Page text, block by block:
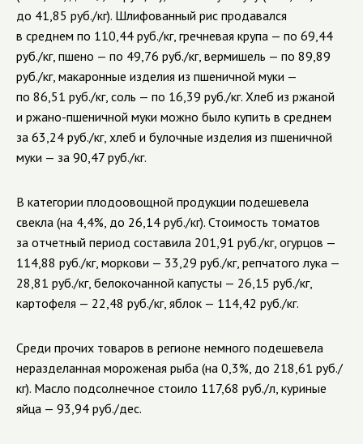
до 41,85 руб./кг). Шлифованный рис продавался
в среднем по 110,44 руб./кг, гречневая крупа — по 69,44
руб./кг, пшено — по 49,76 руб./кг, вермишель — по 89,89
руб./кг, макаронные изделия из пшеничной муки —
по 86,51 руб./кг, соль — по 16,39 руб./кг. Хлеб из ржаной
и ржано-пшеничной муки можно было купить в среднем
за 63,24 руб./кг, хлеб и булочные изделия из пшеничной
муки — за 90,47 руб./кг.
В категории плодоовощной продукции подешевела
свекла (на 4,4%, до 26,14 руб./кг). Стоимость томатов
за отчетный период составила 201,91 руб./кг, огурцов —
114,88 руб./кг, моркови — 33,29 руб./кг, репчатого лука —
28,81 руб./кг, белокочанной капусты — 26,15 руб./кг,
картофеля — 22,48 руб./кг, яблок — 114,42 руб./кг.
Среди прочих товаров в регионе немного подешевела
неразделанная мороженая рыба (на 0,3%, до 218,61 руб./
кг). Масло подсолнечное стоило 117,68 руб./л, куриные
яйца — 93,94 руб./дес.